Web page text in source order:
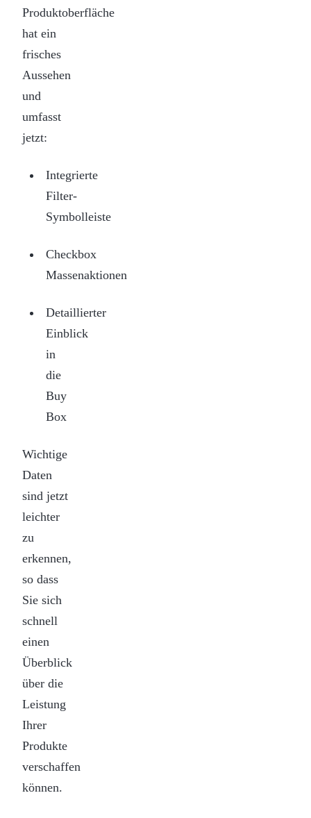
Produktoberfläche
hat ein
frisches
Aussehen
und
umfasst
jetzt:
Integrierte
Filter-
Symbolleiste
Checkbox
Massenaktionen
Detaillierter
Einblick
in
die
Buy
Box
Wichtige
Daten
sind jetzt
leichter
zu
erkennen,
so dass
Sie sich
schnell
einen
Überblick
über die
Leistung
Ihrer
Produkte
verschaffen
können.